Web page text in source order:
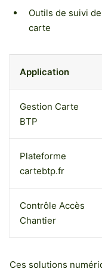
Outils de suivi
carte
Application
Gestion Carte
BTP
Plateforme
cartebtp.fr
Contrôle Accès
Chantier
Ces solutions